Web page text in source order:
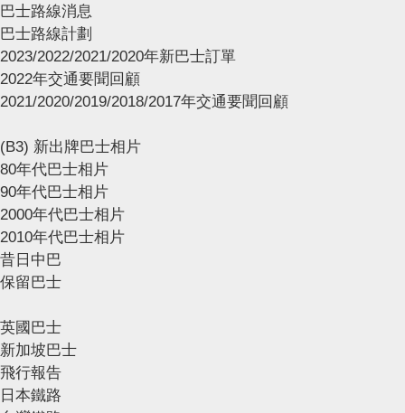
巴士路線消息
巴士路線計劃
2023/2022/2021/2020年新巴士訂單
2022年交通要聞回顧
2021/2020/2019/2018/2017年交通要聞回顧
(B3) 新出牌巴士相片
80年代巴士相片
90年代巴士相片
2000年代巴士相片
2010年代巴士相片
昔日中巴
保留巴士
英國巴士
新加坡巴士
飛行報告
日本鐵路